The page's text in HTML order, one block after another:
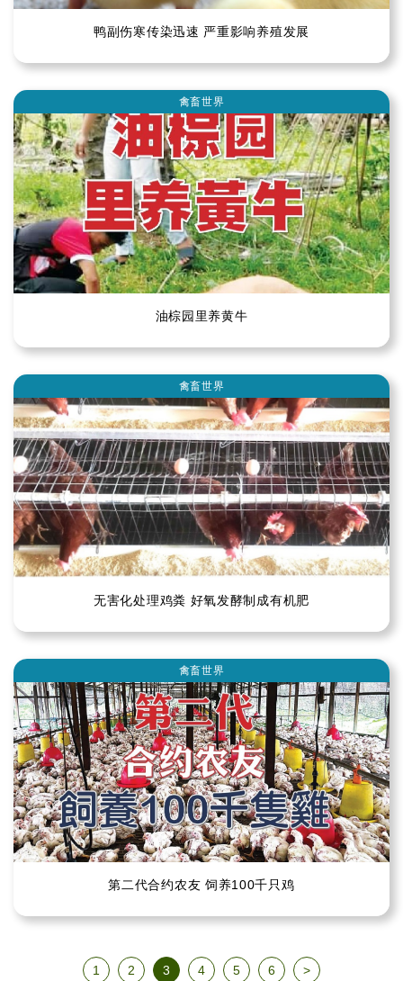
鸭副伤寒传染迅速 严重影响养殖发展
禽畜世界
油棕园里养黄牛
禽畜世界
无害化处理鸡粪 好氧发酵制成有机肥
禽畜世界
第二代合约农友 饲养100千只鸡
1 2 3 4 5 6 >